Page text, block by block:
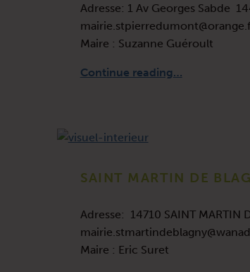
Adresse: 1 Av Georges Sabde
Maire : Suzanne Guéroult
Continue reading…
SAINT MARTIN DE
Adresse: 14710 SAINT MARTIN
Maire : Eric Suret